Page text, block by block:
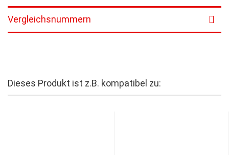
Vergleichsnummern
Dieses Produkt ist z.B. kompatibel zu: